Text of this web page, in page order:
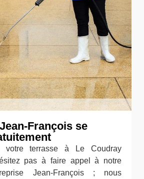
François se
votre terrasse à Le Coudray
pas à faire appel à notre
Jean-François ; nous